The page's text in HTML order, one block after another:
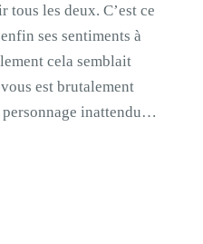
tous les deux. C’est ce
ses sentiments à
cela semblait
est brutalement
inattendu…